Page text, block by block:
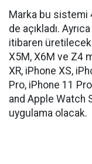
Marka bu sistemi
de açıkladı.
itibaren üretilecek
X5M, X6M ve Z4
XR, iPhone XS,
Pro, iPhone 11
and Apple Watch
uygulama olacak.